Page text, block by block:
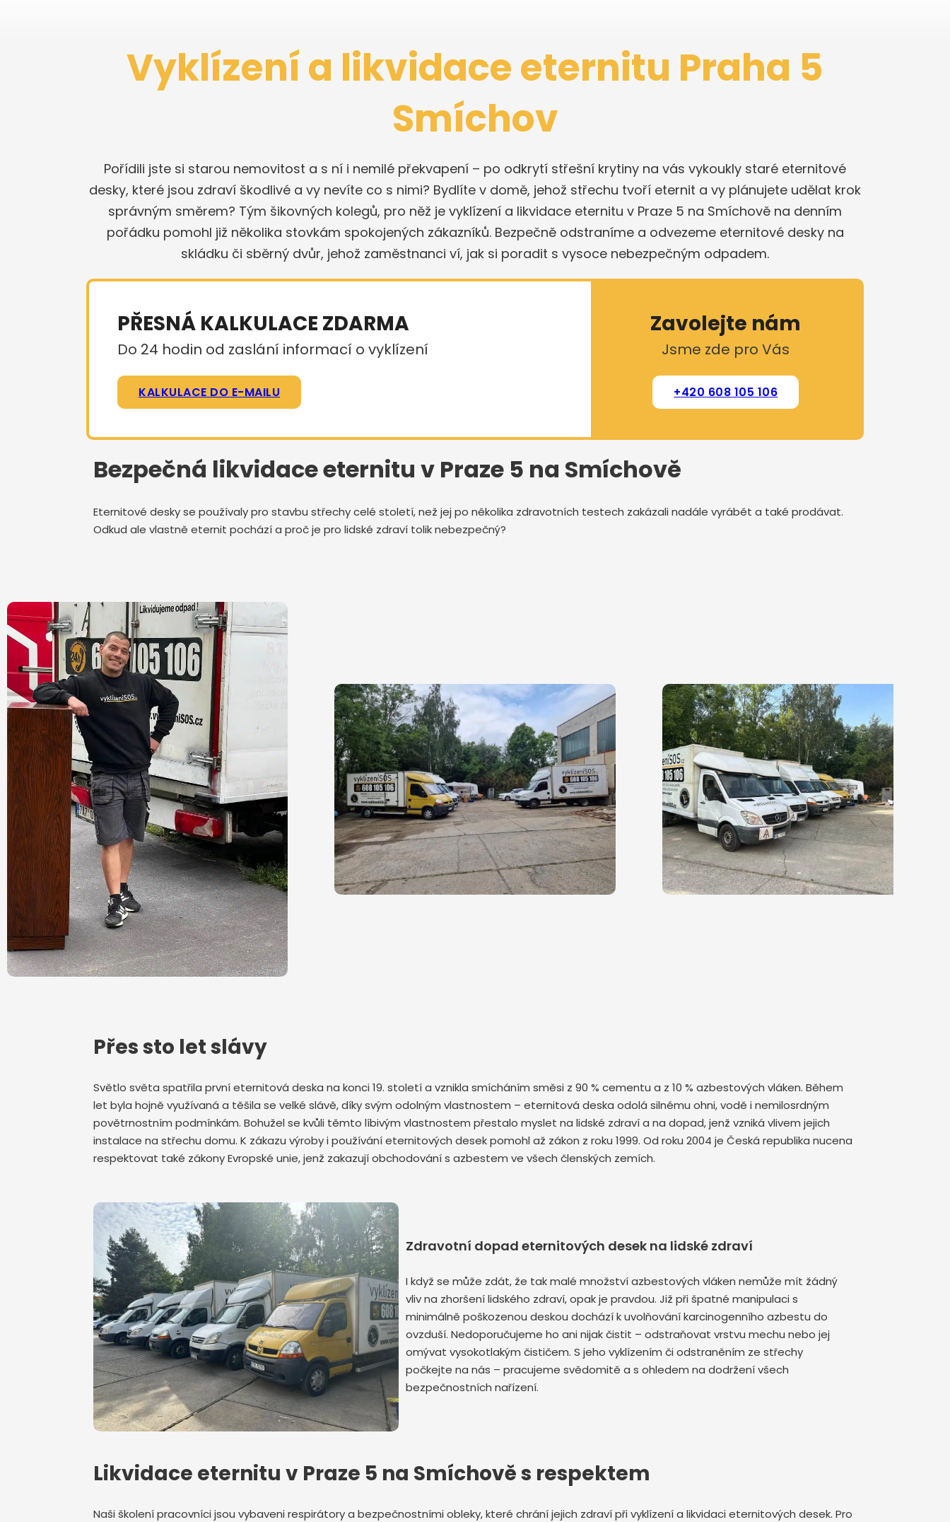
Vyklízení a likvidace eternitu Praha 5
Smíchov
Pořídili jste si starou nemovitost a s ní i nemilé překvapení – po odkrytí střešní krytiny na vás vykoukly staré eternitové
desky, které jsou zdraví škodlivé a vy nevíte co s nimi? Bydlíte v domě, jehož střechu tvoří eternit a vy plánujete udělat krok
správným směrem? Tým šikovných kolegů, pro něž je vyklízení a likvidace eternitu v Praze 5 na Smíchově na denním
pořádku pomohl již několika stovkám spokojených zákazníků. Bezpečně odstraníme a odvezeme eternitové desky na
skládku či sběrný dvůr, jehož zaměstnanci ví, jak si poradit s vysoce nebezpečným odpadem.
PŘESNÁ KALKULACE ZDARMA
Do 24 hodin od zaslání informací o vyklízení
KALKULACE DO E-MAILU
Zavolejte nám
Jsme zde pro Vás
+420 608 105 106
Bezpečná likvidace eternitu v Praze 5 na Smíchově
Eternitové desky se používaly pro stavbu střechy celé století, než jej po několika zdravotních testech zakázali nadále vyrábět a také prodávat.
Odkud ale vlastně eternit pochází a proč je pro lidské zdraví tolik nebezpečný?
Přes sto let slávy
Světlo světa spatřila první eternitová deska na konci 19. století a vznikla smícháním směsi z 90 % cementu a z 10 % azbestových vláken. Během
let byla hojně využívaná a těšila se velké slávě, díky svým odolným vlastnostem – eternitová deska odolá silnému ohni, vodě i nemilosrdným
povětrnostním podmínkám. Bohužel se kvůli těmto líbivým vlastnostem přestalo myslet na lidské zdraví a na dopad, jenž vzniká vlivem jejich
instalace na střechu domu. K zákazu výroby i používání eternitových desek pomohl až zákon z roku 1999. Od roku 2004 je Česká republika nucena
respektovat také zákony Evropské unie, jenž zakazují obchodování s azbestem ve všech členských zemích.
Zdravotní dopad eternitových desek na lidské zdraví
I když se může zdát, že tak malé množství azbestových vláken nemůže mít žádný
vliv na zhoršení lidského zdraví, opak je pravdou. Již při špatné manipulaci s
minimálně poškozenou deskou dochází k uvolňování karcinogenního azbestu do
ovzduší. Nedoporučujeme ho ani nijak čistit – odstraňovat vrstvu mechu nebo jej
omývat vysokotlakým čističem. S jeho vyklízením či odstraněním ze střechy
počkejte na nás – pracujeme svědomitě a s ohledem na dodržení všech
bezpečnostních nařízení.
Likvidace eternitu v Praze 5 na Smíchově s respektem
Naši školení pracovníci jsou vybaveni respirátory a bezpečnostními obleky, které chrání jejich zdraví při vyklízení a likvidaci eternitových desek. Pro
Odeslat zprávu